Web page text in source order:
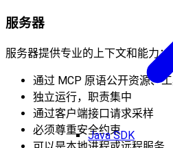
Java SDK
服务器
服务器提供专业的上下文和能力：
通过 MCP 原语公开资源、
独立运行，职责集中
通过客户端接口请求采样
必须尊重安全约束